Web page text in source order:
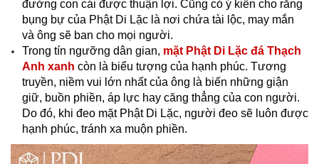
đường con cái được thuận lợi. Cũng có ý kiến cho rằng
bụng bự của Phật Di Lặc là nơi chứa tài lộc, may mắn
và ông sẽ ban cho mọi người.
Trong tín ngưỡng dân gian, mặt Phật Di Lặc đá Thạch
Anh xanh còn là biểu tượng của hạnh phúc. Tương
truyền, niềm vui lớn nhất của ông là biến những giận
giữ, buồn phiền, áp lực hay căng thẳng của con người.
Do đó, khi đeo mặt Phật Di Lặc, người đeo sẽ luôn được
hạnh phúc, tránh xa muộn phiền.